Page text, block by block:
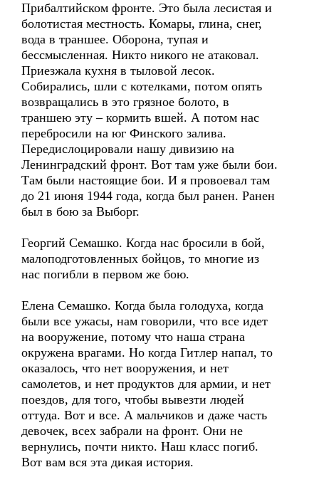
Прибалтийском фронте. Это была лесистая и
болотистая местность. Комары, глина, снег,
вода в траншее. Оборона, тупая и
бессмысленная. Никто никого не атаковал.
Приезжала кухня в тыловой лесок.
Собирались, шли с котелками, потом опять
возвращались в это грязное болото, в
траншею эту – кормить вшей. А потом нас
перебросили на юг Финского залива.
Передислоцировали нашу дивизию на
Ленинградский фронт. Вот там уже были бои.
Там были настоящие бои. И я провоевал там
до 21 июня 1944 года, когда был ранен. Ранен
был в бою за Выборг.
Георгий Семашко. Когда нас бросили в бой,
малоподготовленных бойцов, то многие из
нас погибли в первом же бою.
Елена Семашко. Когда была голодуха, когда
были все ужасы, нам говорили, что все идет
на вооружение, потому что наша страна
окружена врагами. Но когда Гитлер напал, то
оказалось, что нет вооружения, и нет
самолетов, и нет продуктов для армии, и нет
поездов, для того, чтобы вывезти людей
оттуда. Вот и все. А мальчиков и даже часть
девочек, всех забрали на фронт. Они не
вернулись, почти никто. Наш класс погиб.
Вот вам вся эта дикая история.